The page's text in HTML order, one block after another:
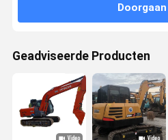
Doorgaan
Geadviseerde Producten